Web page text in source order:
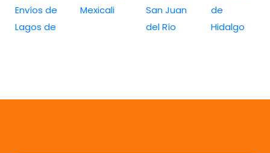
Envíos de
Lagos de
Mexicali
San Juan
del Río
de
Hidalgo